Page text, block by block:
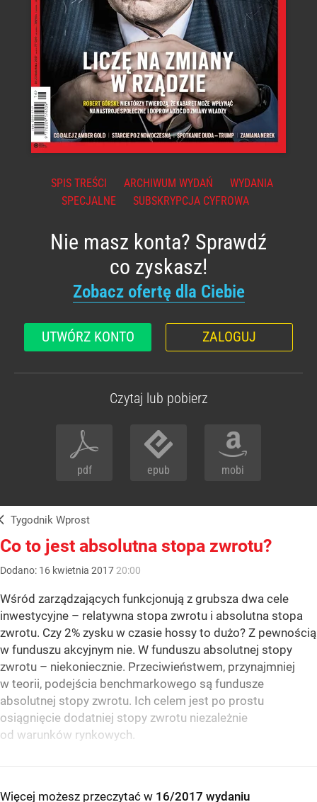
SPIS TREŚCI ARCHIWUM WYDAŃ
WYDANIA
SPECJALNE
SUBSKRYPCJA CYFROWA
Nie masz konta? Sprawdź
co zyskasz!
Zobacz ofertę dla Ciebie
UTWÓRZ KONTO ZALOGUJ
Czytaj lub pobierz
pdf epub mobi
Tygodnik Wprost
Co to jest absolutna stopa zwrotu?
Dodano: 16 kwietnia 2017 20:00
Wśród zarządzających funkcjonują z grubsza dwa cele
inwestycyjne – relatywna stopa zwrotu i absolutna stopa
zwrotu. Czy 2% zysku w czasie hossy to dużo? Z pewnością
w funduszu akcyjnym nie. W funduszu absolutnej stopy
zwrotu – niekoniecznie. Przeciwieństwem, przynajmniej
w teorii, podejścia benchmarkowego są fundusze
absolutnej stopy zwrotu. Ich celem jest po prostu
osiągnięcie dodatniej stopy zwrotu niezależnie
od warunków rynkowych.
Więcej możesz przeczytać w 16/2017 wydaniu